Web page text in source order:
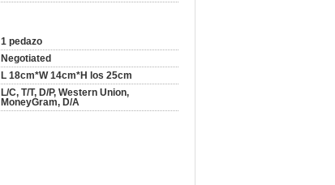
1 pedazo
Negotiated
L 18cm*W 14cm*H los 25cm
L/C, T/T, D/P, Western Union,
MoneyGram, D/A